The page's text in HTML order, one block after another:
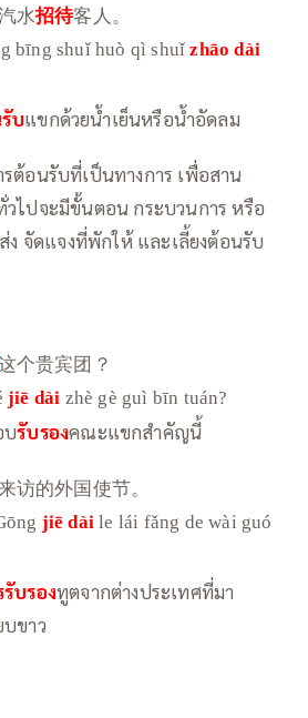
水招待客人。
bīng shuǐ huò qì shuǐzhāo dài
บแขกด้วยน้ำเย็นหรือน้ำอัดลม
ต้อนรับที่เป็นทางการ เพื่อสาน
ไปจะมีขั้นตอน กระบวนการ หรือ
ง จัดแจงที่พักให้ และเลี้ยงต้อนรับ
个贵宾团？
jiē dài zhè gè guì bīn tuán?
บรับรองคณะแขกสำคัญนี้
访的外国使节。
jiē dài le lái fǎng de wài guó
บรองทูตจากต่างประเทศที่มา
ขาว